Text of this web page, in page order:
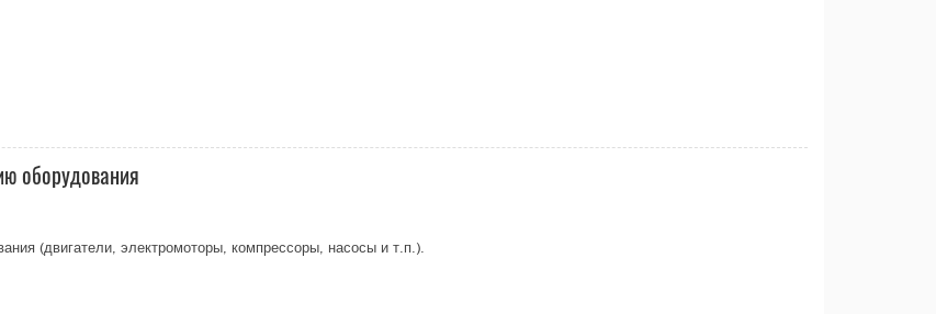
оборудования
(двигатели, электромоторы, компрессоры, насосы и т.п.).